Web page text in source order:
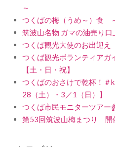
～
つくばの梅（うめ～）食
筑波山名物 ガマの油売り口
つくば観光大使のお出迎え
つくば観光ボランティアガ
【土・日・祝】
つくばのおさけで乾杯！＃
28（土）・3／1（日）】
つくば市民モニターツアー
第53回筑波山梅まつり 開